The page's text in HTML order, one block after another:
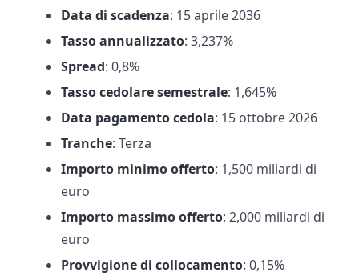
Data di scadenza: 15 aprile 2036
Tasso annualizzato: 3,237%
Spread: 0,8%
Tasso cedolare semestrale: 1,645%
Data pagamento cedola: 15 ottobre 2026
Tranche: Terza
Importo minimo offerto: 1,500 miliardi di
euro
Importo massimo offerto: 2,000 miliardi di
euro
Provvigione di collocamento: 0,15%